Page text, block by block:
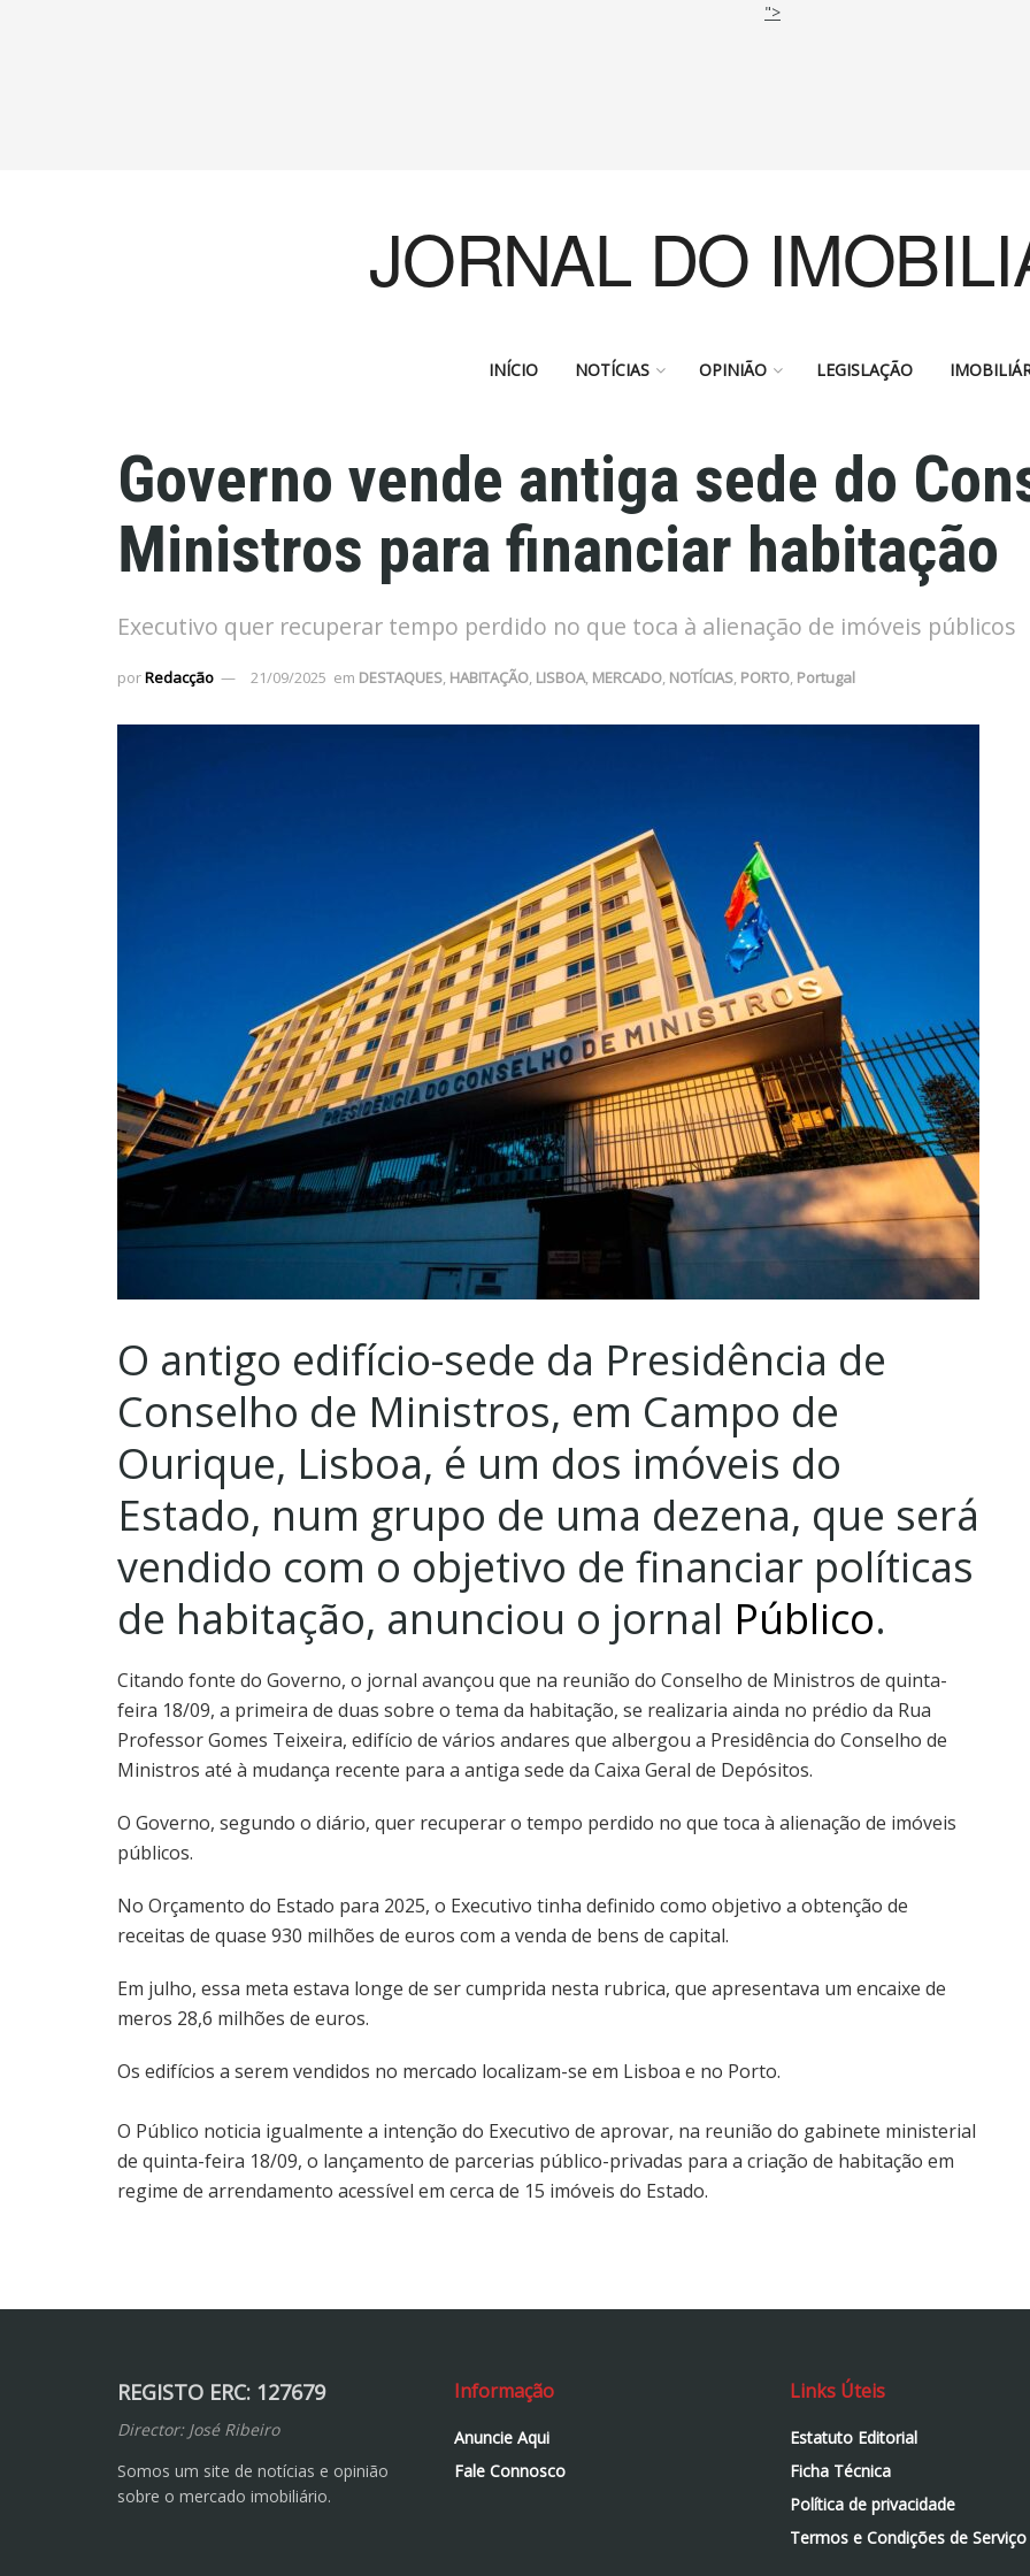
">
JORNAL DO
INÍCIO NOTÍCIAS OPINIÃO LEGISLAÇÃO
Governo vende antiga sede do
Ministros para financiar habitação
Executivo quer recuperar tempo perdido no que toca à alienação de imóveis públicos
porRedacção 21/09/2025 em DESTAQUES, HABITAÇÃO, LISBOA, MERCADO, NOTÍCIAS, PORTO, Portugal
O antigo edifício-sede da Presidência de
Conselho de Ministros, em Campo de
Ourique, Lisboa, é um dos imóveis do
Estado, num grupo de uma dezena, que será
vendido com o objetivo de financiar políticas
de habitação, anunciou o jornal Público.
Citando fonte do Governo, o jornal avançou que na reunião do Conselho de Ministros de quinta-
feira 18/09, a primeira de duas sobre o tema da habitação, se realizaria ainda no prédio da Rua
Professor Gomes Teixeira, edifício de vários andares que albergou a Presidência do Conselho de
Ministros até à mudança recente para a antiga sede da Caixa Geral de Depósitos.
O Governo, segundo o diário, quer recuperar o tempo perdido no que toca à alienação de imóveis
públicos.
No Orçamento do Estado para 2025, o Executivo tinha definido como objetivo a obtenção de
receitas de quase 930 milhões de euros com a venda de bens de capital.
Em julho, essa meta estava longe de ser cumprida nesta rubrica, que apresentava um encaixe de
meros 28,6 milhões de euros.
Os edifícios a serem vendidos no mercado localizam-se em Lisboa e no Porto.
O Público noticia igualmente a intenção do Executivo de aprovar, na reunião do gabinete ministerial
de quinta-feira 18/09, o lançamento de parcerias público-privadas para a criação de habitação em
regime de arrendamento acessível em cerca de 15 imóveis do Estado.
REGISTO ERC: 127679
Director: José Ribeiro
Somos um site de notícias e opinião
sobre o mercado imobiliário.
Informação
Anuncie Aqui
Fale Connosco
Links Úteis
Estatuto Editorial
Ficha Técnica
Política de privacidade
Termos e Condições de Serviço